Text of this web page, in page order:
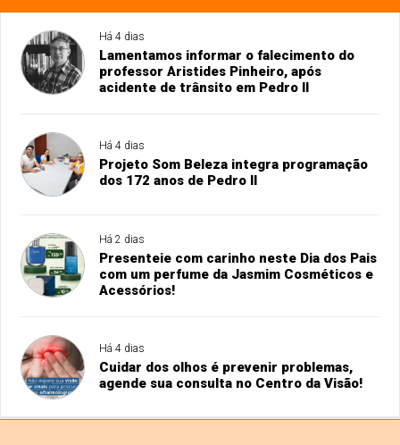
Há 4 dias
Lamentamos informar o falecimento do
professor Aristides Pinheiro, após
acidente de trânsito em Pedro II
Há 4 dias
Projeto Som Beleza integra programação
dos 172 anos de Pedro II
Há 2 dias
Presenteie com carinho neste Dia dos Pais
com um perfume da Jasmim Cosméticos e
Acessórios!
Há 4 dias
Cuidar dos olhos é prevenir problemas,
agende sua consulta no Centro da Visão!